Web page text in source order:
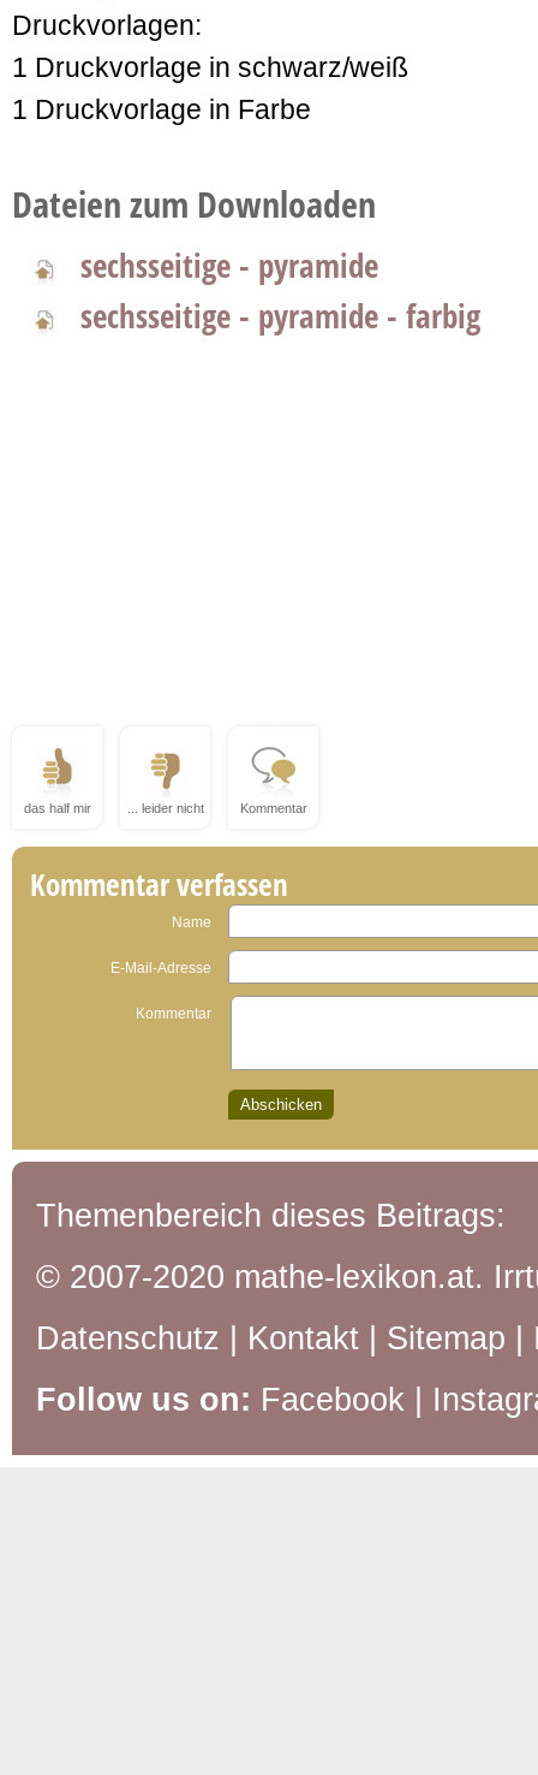
Druckvorlagen:
1 Druckvorlage in schwarz/weiß
1 Druckvorlage in Farbe
Dateien zum Downloaden
sechsseitige - pyramide
sechsseitige - pyramide - farbig
das half mir ... leider nicht Kommentar
Kommentar verfassen
Name
E-Mail-Adresse
Kommentar
Themenbereich dieses Beitrags:
© 2007-2020 mathe-lexikon.at.
Datenschutz
Kontakt Sitemap
Follow us on: Facebook